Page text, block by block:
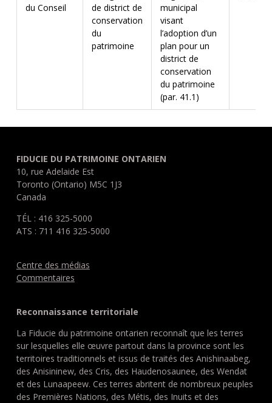
du Conseil
de district de
conservation
du
patrimoine
municipal
visant
l’adoption d’un
plan pour un
district de
conservation
du patrimoine
(par. 41.1)
FIDUCIE DU PATRIMOINE ONTARIEN
10, rue Adelaide Est
Toronto (Ontario) M5C 1J3
Canada
TÉL : 416 325-5000
ATS : 711 416 325-5000
Centre des médias
Commentaires
Reconnaissance territoriale
La Fiducie du patrimoine ontarien reconnaît que les terres
sur lesquelles elle œuvre partout dans la province sont les
territoires traditionnels et issus de traités des Anishinaabeg,
des Anisininew, des Cris, des Haudenosaunee, des Wendat
et des Lunaapeew. Ces terres abritent de nombreux peuples
des Premières Nations, des Métis, des Inuits et des